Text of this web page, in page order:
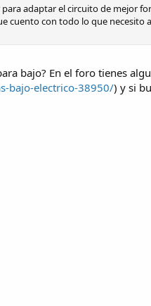
adaptar el circuito de mejor
cuento con todo lo que
bajo? En el foro tienes
bajo-electrico-38950/) y si